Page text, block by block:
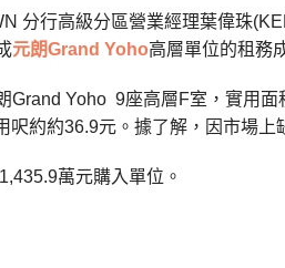
分行高級分區營業經理葉偉珠
元朗Grand Yoho高層單位的租務
Grand Yoho 9座高層F室，實用
呎約約36.9元。據了解，因市場
萬元購入單位。